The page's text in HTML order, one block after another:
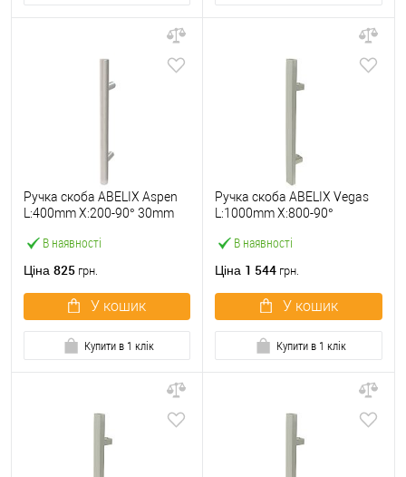
В наявності
Ручка скоба ABELIX Aspen
L:400mm X:200-90° 30mm
Ціна 825 грн.
У кошик
Купити в 1 клік
В наявності
Ручка скоба ABELIX Vegas
L:1000mm X:800-90°
(половинка)
Ціна 1 544 грн.
У кошик
Купити в 1 клік